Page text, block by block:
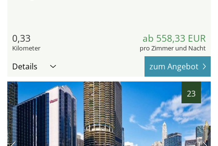
0,33
Kilometer
ab 558,33 EUR
pro Zimmer und Nacht
Details zum Angebot
23